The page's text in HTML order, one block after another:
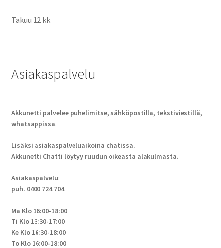
Takuu 12 kk
Asiakaspalvelu
Akkunetti palvelee puhelimitse, sähköpostilla, tekstiviestillä,
whatsappissa.
Lisäksi asiakaspalveluaikoina chatissa.
Akkunetti Chatti löytyy ruudun oikeasta alakulmasta.
Asiakaspalvelu:
puh. 0400 724 704
Ma Klo 16:00-18:00
Ti Klo 13:30-17:00
Ke Klo 16:30-18:00
To Klo 16:00-18:00